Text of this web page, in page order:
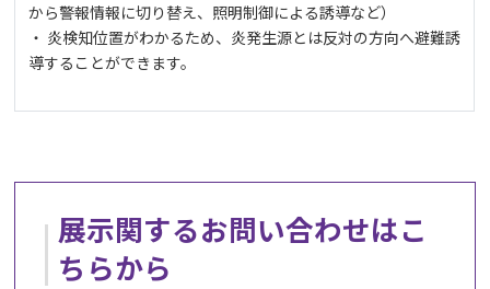
から警報情報に切り替え、照明制御による誘導など）
・ 炎検知位置がわかるため、炎発生源とは反対の方向へ避難誘
導することができます。
展示関するお問い合わせはこ
ちらから